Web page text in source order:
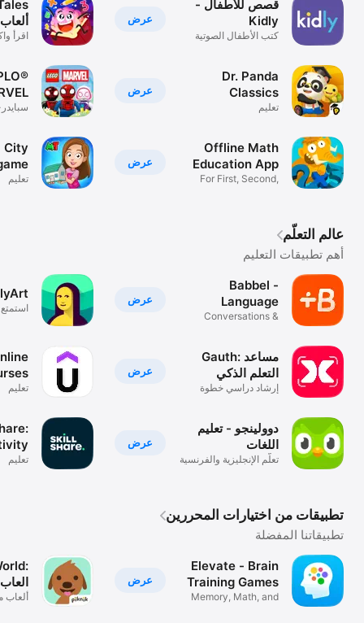
عرض
قصص للأطفال -
Kidly
كتب الأطفال الصوتية
عرض
Dr. Panda
Classics
تعليم
عرض
Offline Math
Education App
For First, Second,
اقرأ
City
تعليم
عالم التعلّم
أهم تطبيقات التعليم
عرض
Babbel -
Language
Learning
Conversations &
عرض
Gauth: مساعد
التعلم الذكي
إرشاد دراسي خطوة
عرض
دوولينجو - تعليم
اللغات
تعلّم الإنجليزية والفرنسية
تعليم
تعليم
تطبيقات من اختيارات المحررين
تطبيقاتنا المفضلة
عرض
Elevate - Brain
Training Games
Memory, Math, and
ألعاب